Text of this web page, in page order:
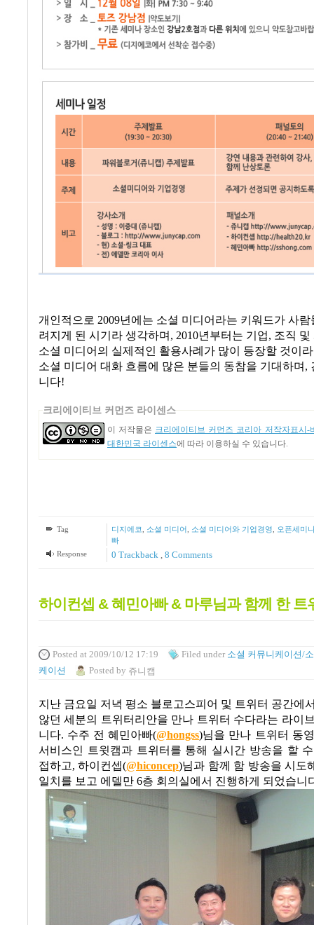
개인적으로 2009년에는 소셜 미디어라는 키워드가 사
려지게 된 시기라 생각하며 , 2010년부터는 기업, 조직 및
소셜 미디어의 실제적인 활용사례가 많이 등장할 것이
소셜 미디어 대화 흐름에 많은 분들의 동참을 기대하며,
니다!
크리에이티브 커먼즈 라이센스
이 저작물은 크리에이티브 커먼즈 코리아 저작자표시-
대한민국 라이센스에 따라 이용하실 수 있습니다.
Tag 디지에코 소셜 미디어 소셜 미디어와 기업경영
오픈세미
빠
Response
0 Trackback , 8 Comments
하이컨셉 & 혜민아빠 & 마루님과 함께 한 트
Posted at 2009/10/12 17:19 Filed under 소셜 커뮤니케이션/
케이션
Posted by 쥬니캡
지난 금요일 저녁 평소 블로고스피어 및 트위터 공간에
않던 세분의 트위터리안을 만나 트위터 수다라는 라이
니다. 수주 전 혜민아빠(@hongss)님을 만나 트위터 동
서비스인 트윗캠과 트위터를 통해 실시간 방송을 할
접하고,하이컨셉(@hiconcep)님과 함께 함 방송을 시도
일치를 보고 에델만 6층 회의실에서 진행하게 되었습니